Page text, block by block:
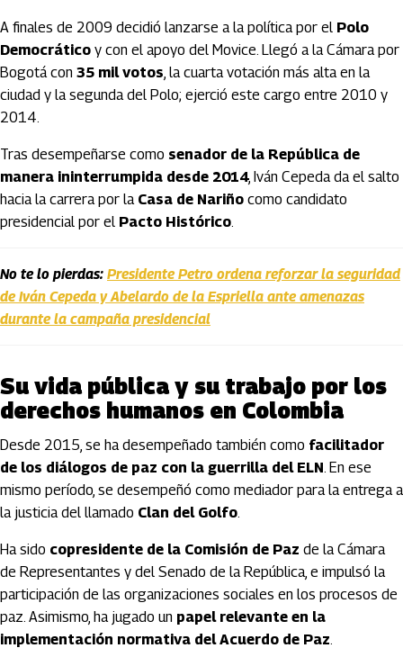
A finales de 2009 decidió lanzarse a la política por el Polo
Democrático y con el apoyo del Movice. Llegó a la Cámara por
Bogotá con 35 mil votos, la cuarta votación más alta en la
ciudad y la segunda del Polo; ejerció este cargo entre 2010 y
2014.
Tras desempeñarse como senador de la República de
manera ininterrumpida desde 2014, Iván Cepeda da el salto
hacia la carrera por la Casa de Nariño como candidato
presidencial por el Pacto Histórico.
No te lo pierdas: Presidente Petro ordena reforzar la seguridad
de Iván Cepeda y Abelardo de la Espriella ante amenazas
durante la campaña presidencial
Su vida pública y su trabajo por los
derechos humanos en Colombia
Desde 2015, se ha desempeñado también como facilitador
de los diálogos de paz con la guerrilla del ELN. En ese
mismo período, se desempeñó como mediador para la entrega a
la justicia del llamado Clan del Golfo.
Ha sido copresidente de la Comisión de Paz de la Cámara
de Representantes y del Senado de la República, e impulsó la
participación de las organizaciones sociales en los procesos de
paz. Asimismo, ha jugado un papel relevante en la
implementación normativa del Acuerdo de Paz.